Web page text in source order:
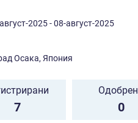
2025 - 08-август-2025
Осака, Япония
7 0